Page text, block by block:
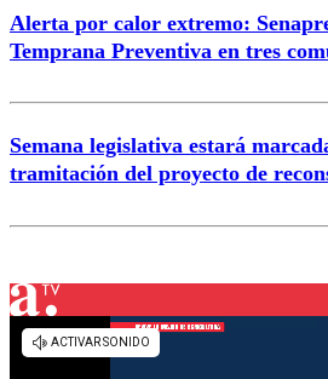
Alerta por calor extremo:
Temprana Preventiva en tres
Semana legislativa estará
tramitación del proyecto de